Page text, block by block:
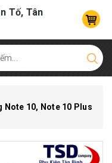
Tố, Tân
Note 10, Note 10 Plus